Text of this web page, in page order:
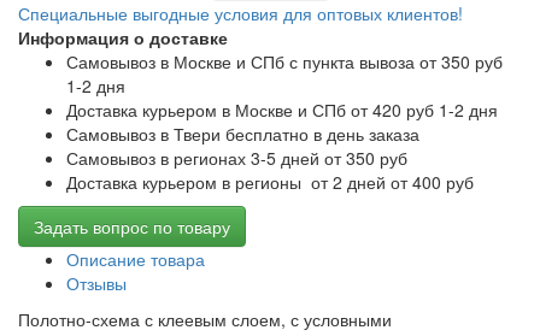
Специальные выгодные условия для оптовых клиентов!
Информация о доставке
Самовывоз в Москве и СПб с пункта вывоза от 350 руб
1-2 дня
Доставка курьером в Москве и СПб от 420 руб 1-2 дня
Самовывоз в Твери бесплатно в день заказа
Самовывоз в регионах 3-5 дней от 350 руб
Доставка курьером в регионы от 2 дней от 400 руб
Задать вопрос по товару
Описание товара
Отзывы
Полотно-схема с клеевым слоем, с условными